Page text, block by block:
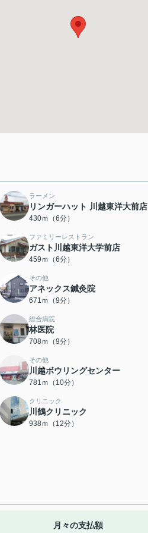
ラーメン
リンガーハット 川越東洋大前店
430ｍ（6分）
ファミリーレストラン
ガスト川越東洋大学前店
459ｍ（6分）
その他
アネックス鍼灸院
671ｍ（9分）
総合病院
林医院
708ｍ（9分）
その他
川越ボウリングセンター
781ｍ（10分）
クリニック
川鶴クリニック
938ｍ（12分）
月々の支払額